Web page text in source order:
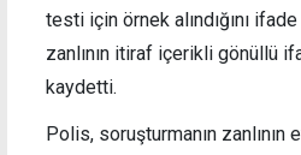
testi için örnek alındığını
zanlının itiraf içerikli gönüllü
kaydetti.
Polis, soruşturmanın